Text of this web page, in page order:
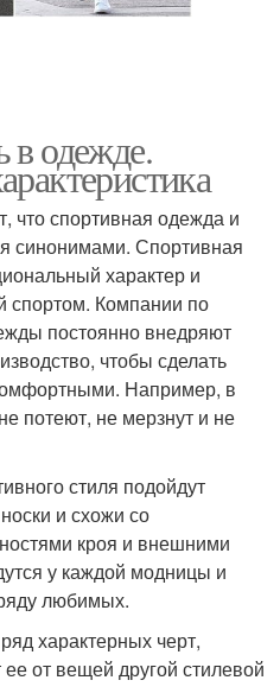
в одежде.
что спортивная одежда и
синонимами. Спортивная
характер и
спортом. Компании по
постоянно внедряют
чтобы сделать
Например, в
потеют, не мерзнут и не
стиля подойдут
и схожи со
кроя и внешними
у каждой модницы и
любимых.
характерных черт,
от вещей другой стилевой